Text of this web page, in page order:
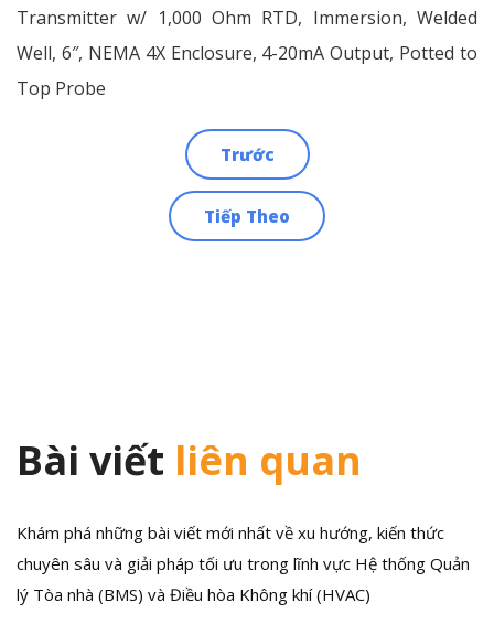
Transmitter w/ 1,000 Ohm RTD, Immersion, Welded
Well, 6″, NEMA 4X Enclosure, 4-20mA Output, Potted to
Top Probe
Trước
Tiếp Theo
Bài viết liên quan
Khám phá những bài viết mới nhất về xu hướng, kiến thức
chuyên sâu và giải pháp tối ưu trong lĩnh vực Hệ thống Quản
lý Tòa nhà (BMS) và Điều hòa Không khí (HVAC)